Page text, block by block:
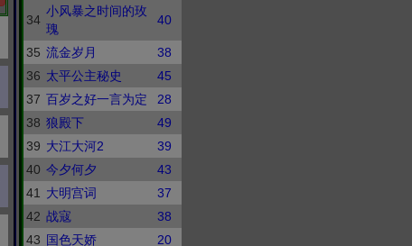
34
小风暴之时间的玫
瑰
40
35 流金岁月
38
36 太平公主秘史
45
37 百岁之好一言为定
28
38 狼殿下
49
39 大江大河2
39
40 今夕何夕
43
41
大明宫词
37
42 战寇
38
43 国色天娇
20